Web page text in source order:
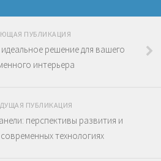
ПУБЛИКАЦИЯ
решение для вашего
интерьера
ПУБЛИКАЦИЯ
перспективы развития и
технологиях